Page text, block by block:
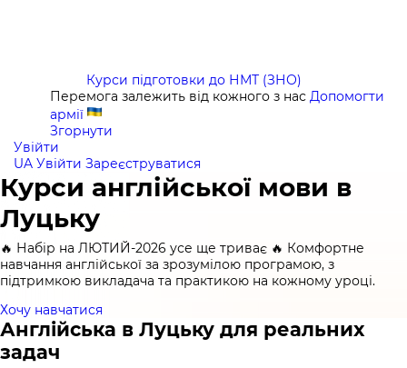
Курси підготовки до НМТ (ЗНО)
Перемога залежить від кожного з нас Допомогти
армії
Згорнути
Увійти
UA Увійти Зареєструватися
Курси англійської мови в
Луцьку
🔥 Набір на ЛЮТИЙ-2026 усе ще триває 🔥 Комфортне
навчання англійської за зрозумілою програмою, з
підтримкою викладача та практикою на кожному уроці.
Хочу навчатися
Англійська в Луцьку для реальних
задач